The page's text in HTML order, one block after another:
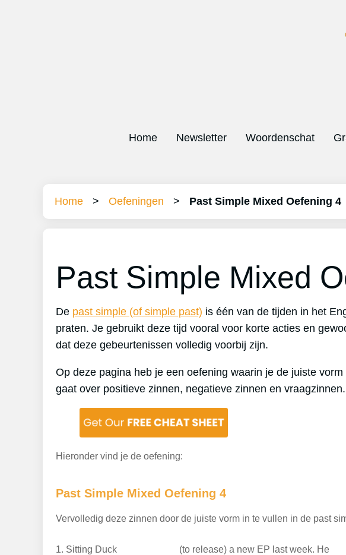
Home Newsletter Woordenschat
Home > Oefeningen > Past Simple Mixed Oefening 4
Past Simple Mixed
De past simple (of simple past) is één van de tijden in het
praten. Je gebruikt deze tijd vooral voor korte acties en
dat deze gebeurtenissen volledig voorbij zijn.
Op deze pagina heb je een oefening waarin je de juiste
gaat over positieve zinnen, negatieve zinnen en vraagzinnen.
Hieronder vind je de oefening:
Past Simple Mixed Oefening 4
Vervolledig deze zinnen door de juiste vorm in te vullen in de past
1. Sitting Duck (to release) a new EP last week. He